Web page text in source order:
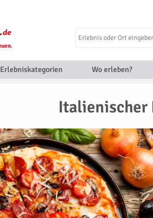
Erlebniskategorien Wo erleben?
Italienischer